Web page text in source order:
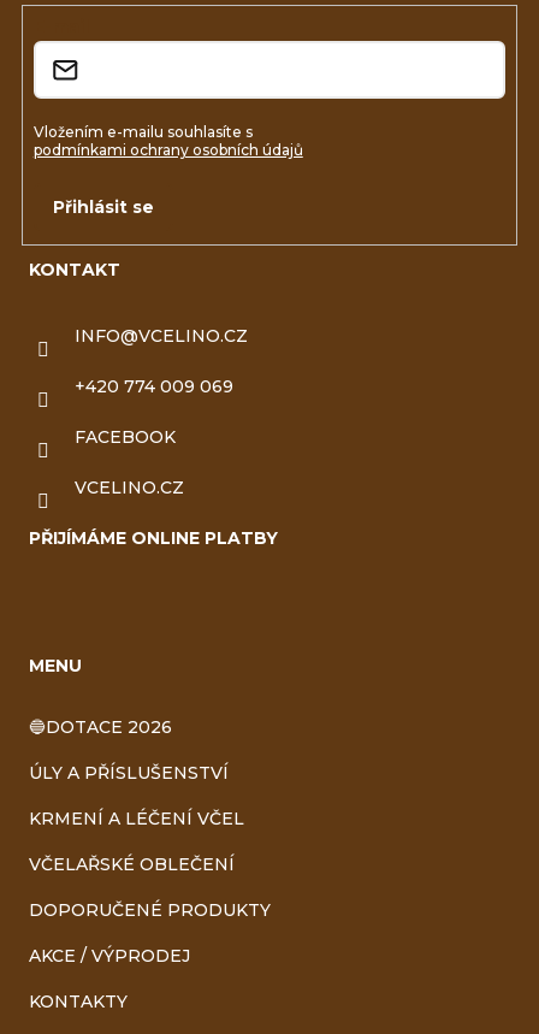
KONTAKT
INFO@VCELINO.CZ
+420 774 009 069
FACEBOOK
VCELINO.CZ
PŘIJÍMÁME ONLINE PLATBY
MENU
🔵DOTACE 2026
ÚLY A PŘÍSLUŠENSTVÍ
KRMENÍ A LÉČENÍ VČEL
VČELAŘSKÉ OBLEČENÍ
DOPORUČENÉ PRODUKTY
AKCE / VÝPRODEJ
KONTAKTY
Vložením e-mailu souhlasíte s
podmínkami ochrany osobních údajů
Přihlásit se